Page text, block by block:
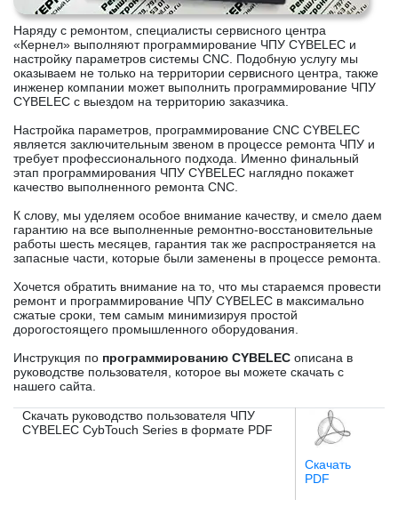
Наряду с ремонтом, специалисты сервисного центра
«Кернел» выполняют программирование ЧПУ CYBELEC и
настройку параметров системы CNC. Подобную услугу мы
оказываем не только на территории сервисного центра, также
инженер компании может выполнить программирование ЧПУ
CYBELEC с выездом на территорию заказчика.
Настройка параметров, программирование CNC CYBELEC
является заключительным звеном в процессе ремонта ЧПУ и
требует профессионального подхода. Именно финальный
этап программирования ЧПУ CYBELEC наглядно покажет
качество выполненного ремонта CNC.
К слову, мы уделяем особое внимание качеству, и смело даем
гарантию на все выполненные ремонтно-восстановительные
работы шесть месяцев, гарантия так же распространяется на
запасные части, которые были заменены в процессе ремонта.
Хочется обратить внимание на то, что мы стараемся провести
ремонт и программирование ЧПУ CYBELEC в максимально
сжатые сроки, тем самым минимизируя простой
дорогостоящего промышленного оборудования.
Инструкция по программированию CYBELEC описана в
руководстве пользователя, которое вы можете скачать с
нашего сайта.
Скачать руководство пользователя ЧПУ
CYBELEC CybTouch Series в формате PDF
Скачать
PDF